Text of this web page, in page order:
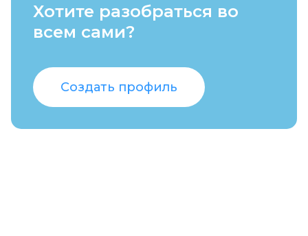
Хотите разобраться во
всем сами?
Создать профиль